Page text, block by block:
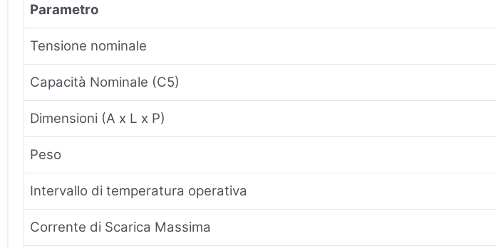
Parametro
Tensione nominale
Capacità Nominale (C5)
Dimensioni (A x L x P)
Peso
Intervallo di temperatura operativa
Corrente di Scarica Massima